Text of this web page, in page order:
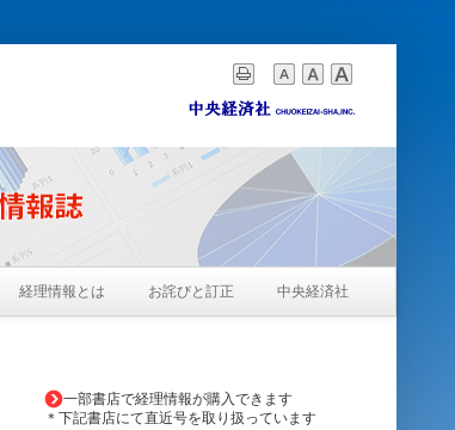
経理情報とは お詫びと訂正 中央経済社
一部書店で経理情報が購入できます
＊下記書店にて直近号を取り扱っています